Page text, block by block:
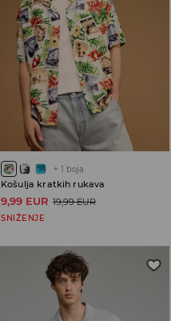
+ 1 boja
Košulja kratkih rukava
9,99 EUR 19,99 EUR
SNIŽENJE